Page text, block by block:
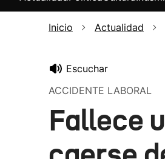
InternacionalInicio Actualidad
Escuchar
ACCIDENTE LABORAL
Fallece